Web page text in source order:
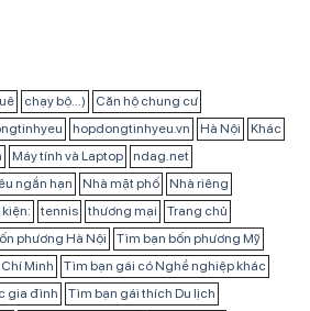
chạy bộ...)
Căn hộ chung cư
hopdongtinhyeu.vn Hà Nội
Khác
Máy tính và Laptop
ndag.net
ngắn hạn Nhà mặt phố
Nhà riêng
kiện: tennis thương mại
Trang chủ
phương Hà Nội
Tìm bạn bốn phương Mỹ
Minh
Tìm bạn gái có Nghề nghiệp khác
gia đình
Tìm bạn gái thích Du lịch